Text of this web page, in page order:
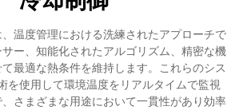
温度管理における洗練されたアプローチで
ー、知能化されたアルゴリズム、精密な機
最適な熱条件を維持します。これらのシス
を使用して環境温度をリアルタイムで監視
さまざまな用途において一貫性があり効率